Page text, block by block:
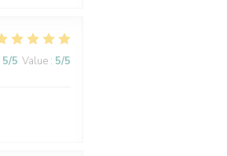
5/5 Value : 5/5